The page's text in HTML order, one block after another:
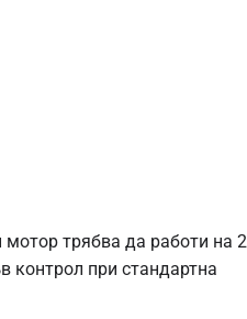
трябва да работи на
контрол при стандартна